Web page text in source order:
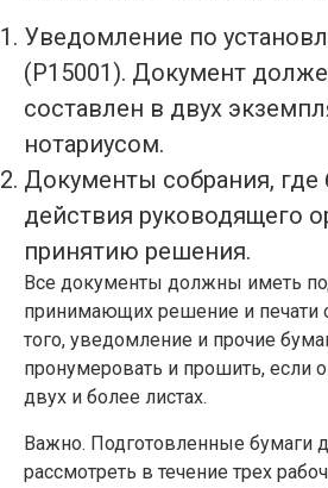
Уведомление по
(Р15001). Документ
составлен в двух
нотариусом.
Документы собрания, где
действия руководящего
принятию решения.
Все документы должны иметь
принимающих решение и печати
того, уведомление и прочие
пронумеровать и прошить, если
двух и более листах.
Важно. Подготовленные бумаги
рассмотреть в течение трех